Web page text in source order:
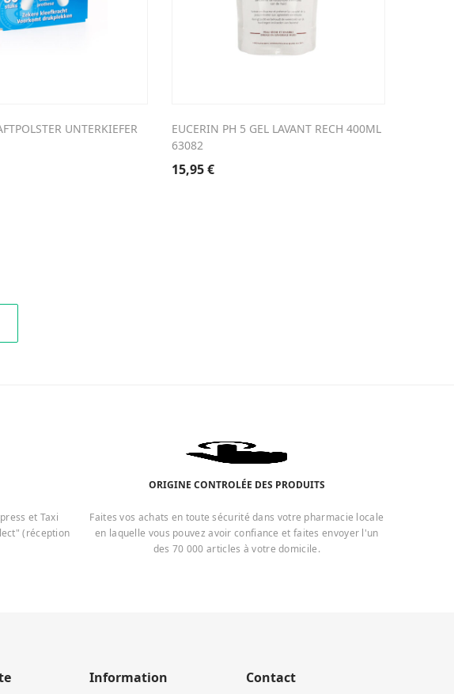
UNTERKIEFER
EUCERIN PH 5 GEL LAVANT RECH 400ML
63082
15,95€
et Taxi
(réception
ORIGINE CONTROLÉE DES PRODUITS
Faites vos achats en toute sécurité dans votre pharmacie locale
en laquelle vous pouvez avoir confiance et faites envoyer l'un
des 70 000 articles à votre domicile.
Information Contact